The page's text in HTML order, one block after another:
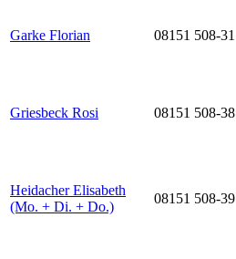
Garke Florian 08151 508-31
Griesbeck Rosi 08151 508-38
Heidacher Elisabeth
(Mo. + Di. + Do.)
08151 508-39